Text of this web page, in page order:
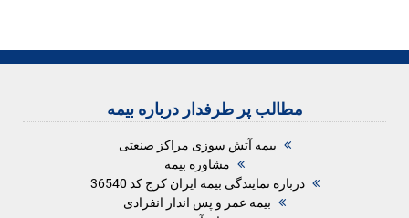
مطالب پر طرفدار درباره بیمه
بیمه آتش سوزی مراکز صنعتی
مشاوره بیمه
درباره نمایندگی بیمه ایران کرج کد 36540
بیمه عمر و پس انداز انفرادی